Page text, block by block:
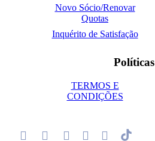
Novo Sócio/Renovar
Quotas
Inquérito de Satisfação
Políticas
TERMOS E
CONDIÇÕES